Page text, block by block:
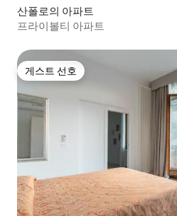
산폴로의 아파트
프라이볼티 아파트
게스트 선호
게스트 선호